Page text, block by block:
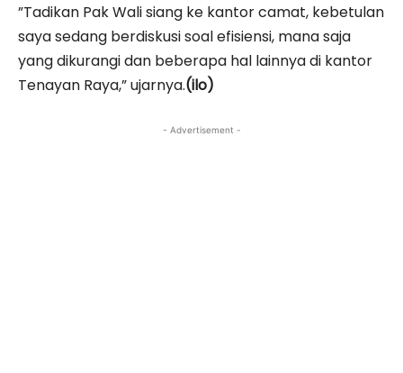
”Tadikan Pak Wali siang ke kantor camat, kebetulan
saya sedang berdiskusi soal efisiensi, mana saja
yang dikurangi dan beberapa hal lainnya di kantor
Tenayan Raya,” ujarnya.(ilo)
- Advertisement -